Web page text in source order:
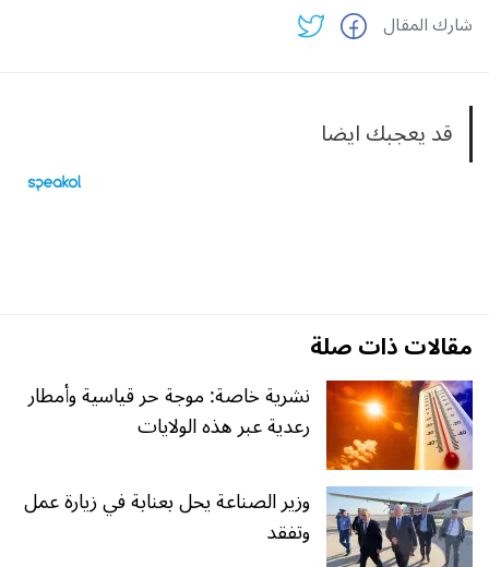
شارك المقال
قد يعجبك ايضا
مقالات ذات صلة
نشرية خاصة: موجة حر قياسية وأمطار
رعدية عبر هذه الولايات
وزير الصناعة يحل بعنابة في زيارة عمل
وتفقد